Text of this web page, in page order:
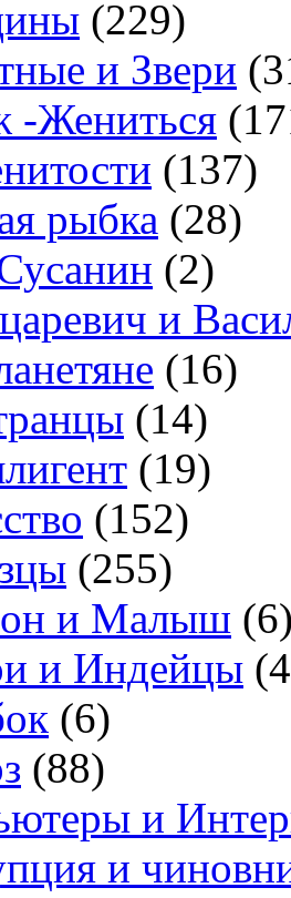
(229)
и Звери
-Жениться
(137)
рыбка (28)
(2)
и
(16)
(14)
(19)
(152)
(255)
и Малыш
и Индейцы
(6)
(88)
и
и